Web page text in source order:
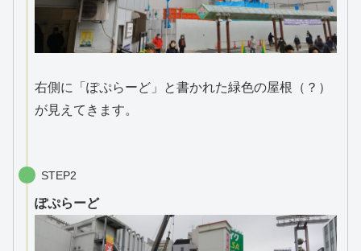
右側に「ぽぷらーど」と書かれた緑色の屋根（？）
が見えてきます。
STEP2
ぽぷらーど